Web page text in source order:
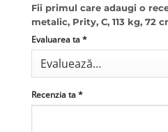
Fii primul care adaugi o
metalic, Prity, C, 113 kg, 72
Evaluarea ta *
Recenzia ta *